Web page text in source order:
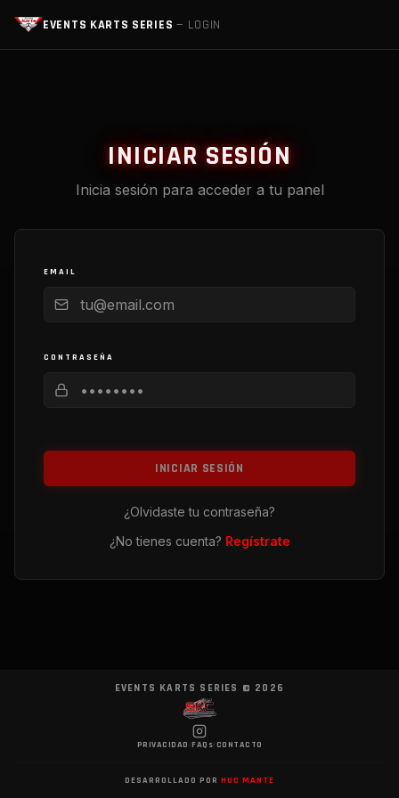
EVENTS KARTS SERIES — LOGIN
INICIAR SESIÓN
Inicia sesión para acceder a tu panel
EMAIL
CONTRASEÑA
INICIAR SESIÓN
¿Olvidaste tu contraseña?
¿No tienes cuenta? Regístrate
EVENTS KARTS SERIES © 2026
PRIVACIDAD FAQs CONTACTO
DESARROLLADO POR HUC MANTE